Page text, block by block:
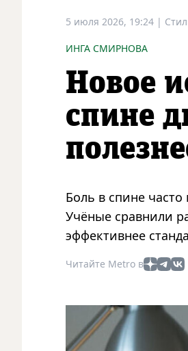
5 июля 2026, 19:24 |
ИНГА СМИРНОВА
Новое
спине
Боль в спине
Учёные сравнили
эффективнее
Читайте Metro в